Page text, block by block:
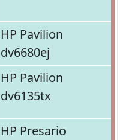
HP Pavilion
dv6680ej
HP Pavilion
dv6135tx
HP Presario